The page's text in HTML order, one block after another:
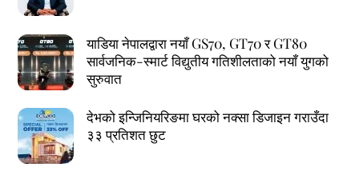
याडिया नेपालद्वारा नयाँ GS70, GT70 र GT80
सार्वजनिक-स्मार्ट विद्युतीय गतिशीलताको नयाँ युगको
सुरुवात
देभको इन्जिनियरिङमा घरको नक्सा डिजाइन गराउँदा
३३ प्रतिशत छुट